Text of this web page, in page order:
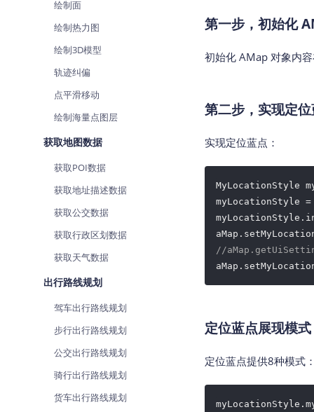
绘制面
绘制热力图
绘制3D模型
轨迹纠偏
点平滑移动
绘制海量点图层
获取地图数据
获取POI数据
获取地址描述数据
获取公交数据
获取行政区划数据
获取天气数据
出行路线规划
驾车出行路线规划
步行出行路线规划
公交出行路线规划
骑行出行路线规划
货车出行路线规划
第一步，初始化
初始化 AMap 对象内
第二步，实现定
实现定位蓝点：
MyLocationStyle
myLocationStyle
//
定位蓝点展现模式
定位蓝点提供8种模式